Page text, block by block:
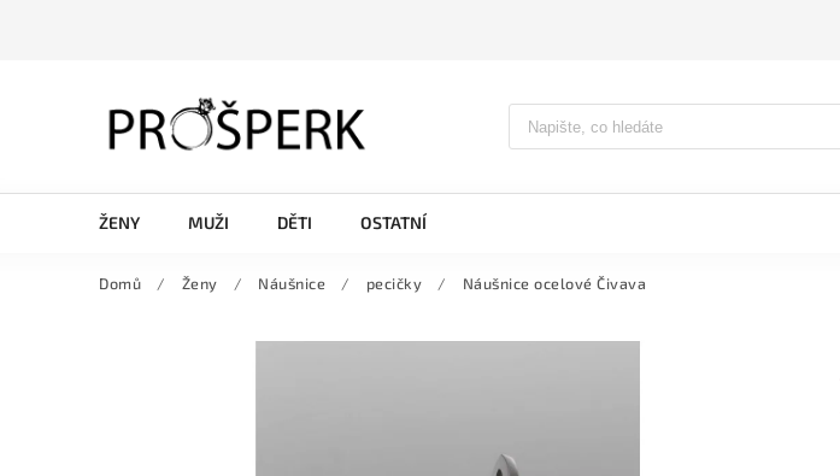
ŽENY MUŽI DĚTI OSTATNÍ
Domů / Ženy / Náušnice / pecičky / Náušnice ocelové Čivava